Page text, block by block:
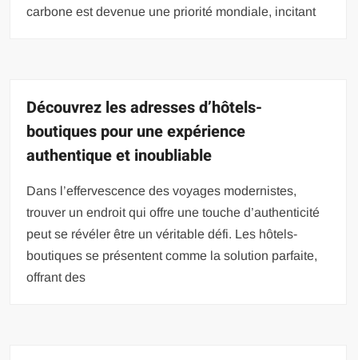
carbone est devenue une priorité mondiale, incitant
Découvrez les adresses d’hôtels-
boutiques pour une expérience
authentique et inoubliable
Dans l’effervescence des voyages modernistes,
trouver un endroit qui offre une touche d’authenticité
peut se révéler être un véritable défi. Les hôtels-
boutiques se présentent comme la solution parfaite,
offrant des